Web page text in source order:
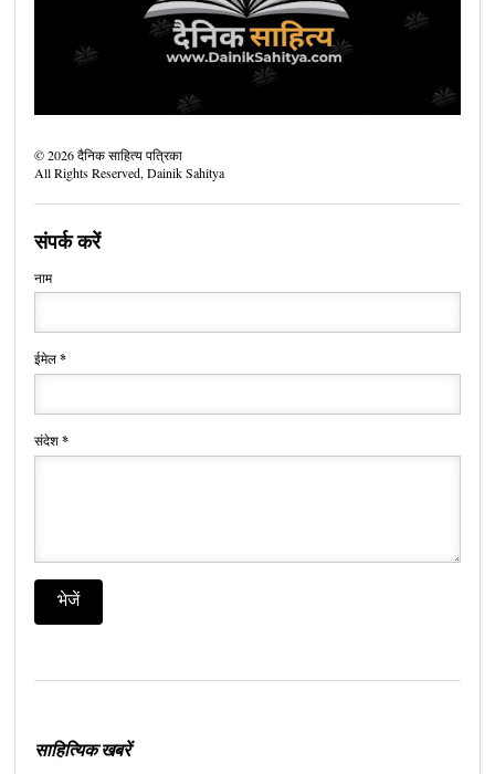
©2026दैनिक साहित्य पत्रिका
All Rights Reserved,Dainik Sahitya
संपर्क करें
नाम
ईमेल*
संदेश*
साहित्यिक खबरें